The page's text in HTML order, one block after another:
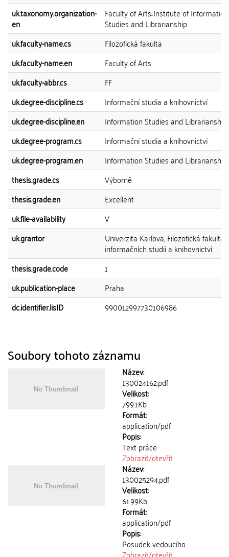
uk.taxonomy.organization-
en
Faculty of Arts::Institute of Information
Studies and Librarianship
uk.faculty-name.cs
Filozofická fakulta
uk.faculty-name.en
Faculty of Arts
uk.faculty-abbr.cs
FF
uk.degree-discipline.cs
Informační studia a knihovnictví
uk.degree-discipline.en
Information Studies and Librarianship
uk.degree-program.cs
Informační studia a knihovnictví
uk.degree-program.en
Information Studies and Librarianship
thesis.grade.cs
Výborně
thesis.grade.en
Excellent
uk.file-availability
V
uk.grantor
Univerzita Karlova, Filozofická fakulta,
informačních studií a knihovnictví
thesis.grade.code
1
uk.publication-place
Praha
dc.identifier.lisID
990012997730106986
Soubory tohoto záznamu
Název:
130024162.pdf
Velikost:
799.1Kb
Formát:
application/pdf
Popis:
Text práce
Zobrazit/otevřít
Název:
130025294.pdf
Velikost:
61.99Kb
Formát:
application/pdf
Popis:
Posudek vedoucího